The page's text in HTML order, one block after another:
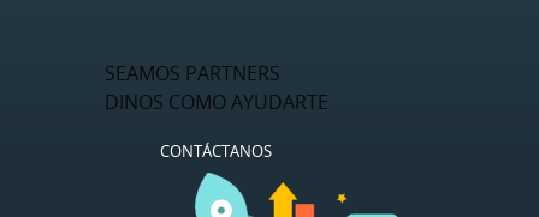
SEAMOS PARTNERS
DINOS COMO AYUDARTE
CONTÁCTANOS